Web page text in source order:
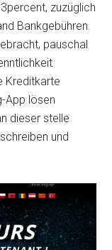
zuzüglich
Bankgebühren.
pauschal
Kreditkarte
App lösen
dieser stelle
und